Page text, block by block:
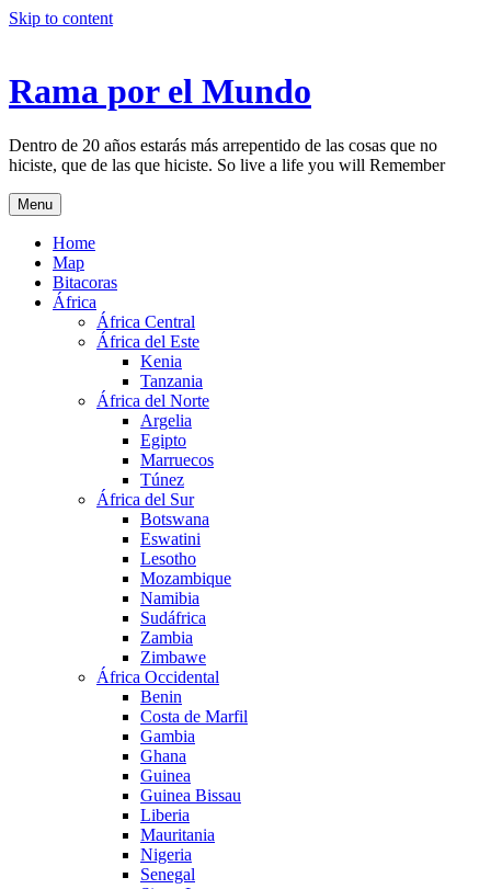
Skip to content
Rama por el Mundo
Dentro de 20 años estarás más arrepentido de las cosas que no
hiciste, que de las que hiciste. So live a life you will Remember
Menu
Home
Map
Bitacoras
África
África Central
África del Este
Kenia
Tanzania
África del Norte
Argelia
Egipto
Marruecos
Túnez
África del Sur
Botswana
Eswatini
Lesotho
Mozambique
Namibia
Sudáfrica
Zambia
Zimbawe
África Occidental
Benin
Costa de Marfil
Gambia
Ghana
Guinea
Guinea Bissau
Liberia
Mauritania
Nigeria
Senegal